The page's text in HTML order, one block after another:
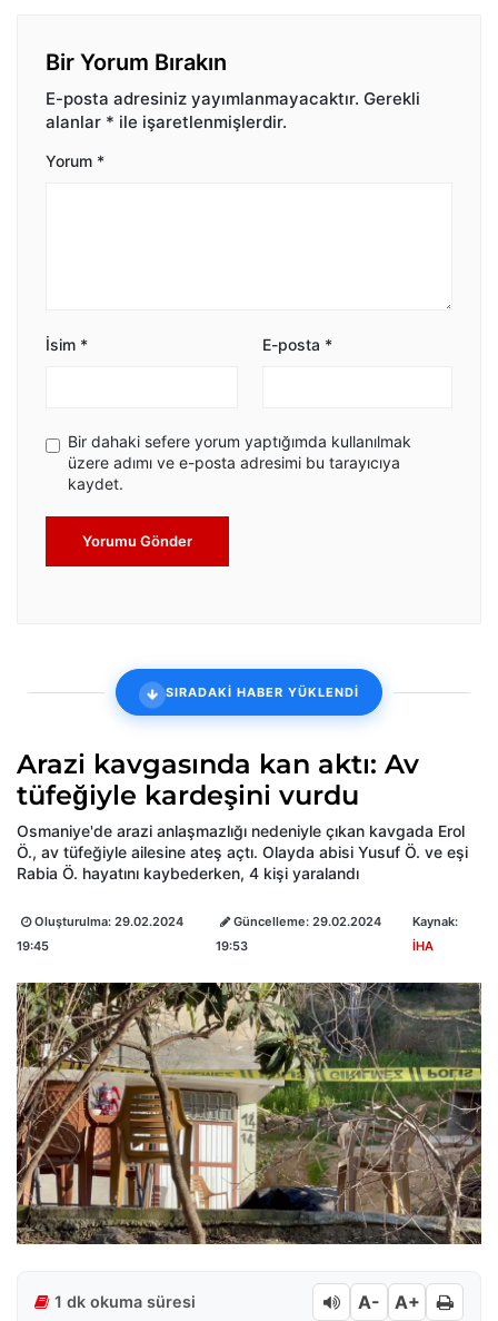
Bir Yorum Bırakın
E-posta adresiniz yayımlanmayacaktır. Gerekli
alanlar * ile işaretlenmişlerdir.
Yorum *
İsim * E-posta *
Bir dahaki sefere yorum yaptığımda kullanılmak
üzere adımı ve e-posta adresimi bu tarayıcıya
kaydet.
Yorumu Gönder
SIRADAKİ HABER YÜKLENDİ
Arazi kavgasında kan aktı: Av
tüfeğiyle kardeşini vurdu
Osmaniye'de arazi anlaşmazlığı nedeniyle çıkan kavgada Erol
Ö., av tüfeğiyle ailesine ateş açtı. Olayda abisi Yusuf Ö. ve eşi
Rabia Ö. hayatını kaybederken, 4 kişi yaralandı
Oluşturulma: 29.02.2024
19:45
Güncelleme: 29.02.2024
19:53
Kaynak:
İHA
1 dk okuma süresi A- A+